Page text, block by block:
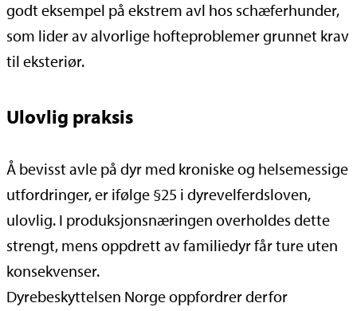
godt eksempel på ekstrem avl hos schæferhunder,
som lider av alvorlige hofteproblemer grunnet krav
til eksteriør.
Ulovlig praksis
Å bevisst avle på dyr med kroniske og helsemessige
utfordringer, er ifølge §25 i dyrevelferdsloven,
ulovlig. I produksjonsnæringen overholdes dette
strengt, mens oppdrett av familiedyr får ture uten
konsekvenser.
Dyrebeskyttelsen Norge oppfordrer derfor